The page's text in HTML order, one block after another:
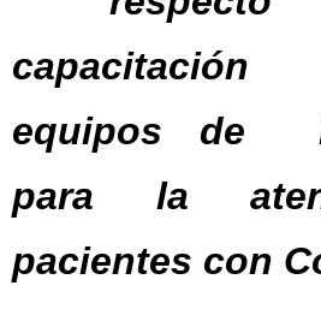
equipos de
para la
pacientes con